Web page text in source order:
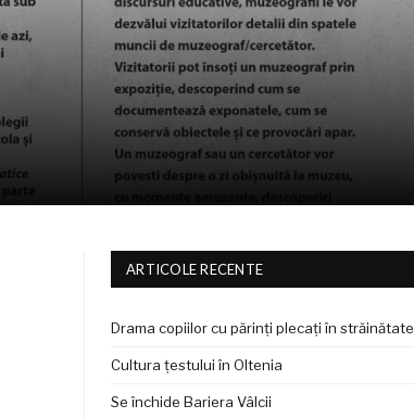
ARTICOLE RECENTE
Drama copiilor cu părinți plecați în străinătate
Cultura țestului în Oltenia
Se închide Bariera Vâlcii